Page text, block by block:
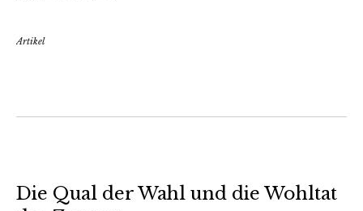
Artikel
Die Qual der Wahl und die Wohltat